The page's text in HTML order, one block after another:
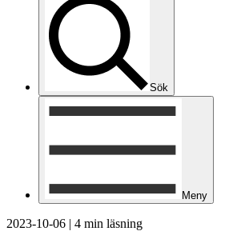
Sök
Meny
2023-10-06 | 4 min läsning